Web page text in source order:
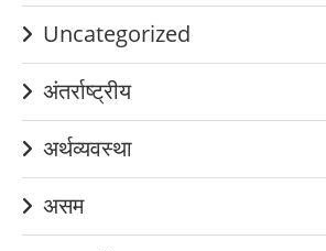
Uncategorized
अंतर्राष्ट्रीय
अर्थव्यवस्था
असम